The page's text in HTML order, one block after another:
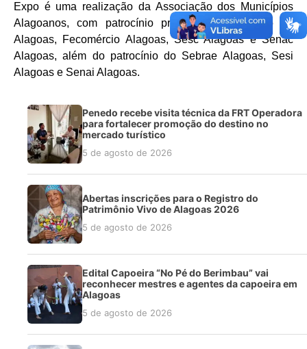
Expo é uma realização da Associação dos Municípios
Alagoanos, com patrocínio premium do Governo de
Alagoas, Fecomércio Alagoas, Sesc Alagoas e Senac
Alagoas, além do patrocínio do Sebrae Alagoas, Sesi
Alagoas e Senai Alagoas.
Penedo recebe visita técnica da FRT Operadora
para fortalecer promoção do destino no
mercado turístico
5 de agosto de 2026
Abertas inscrições para o Registro do
Patrimônio Vivo de Alagoas 2026
5 de agosto de 2026
Edital Capoeira “No Pé do Berimbau” vai
reconhecer mestres e agentes da capoeira em
Alagoas
5 de agosto de 2026